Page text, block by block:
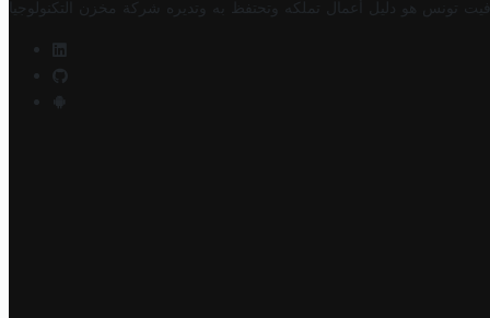
تونس هو دليل أعمال تملكه وتحتفظ به وتديره شركة مخزن التكنولوجيا